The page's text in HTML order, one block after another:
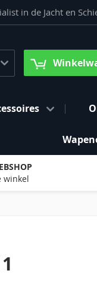
in de Jacht en
winkel